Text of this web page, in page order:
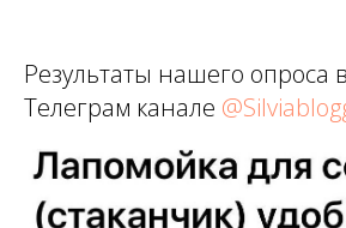
Результаты нашего опроса
Телеграм канале